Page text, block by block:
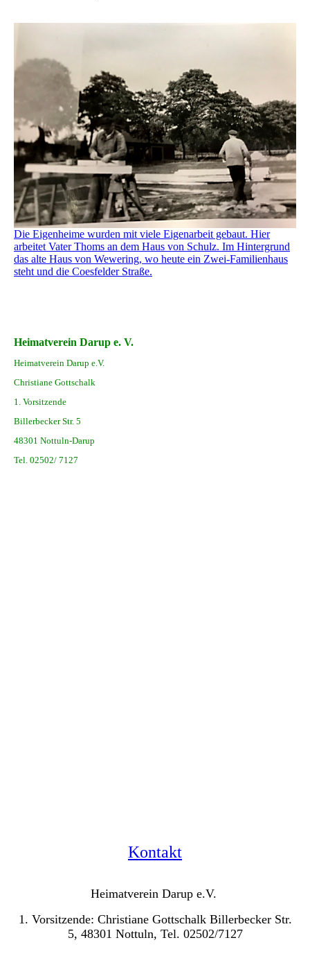
Die Eigenheime wurden mit viele Eigenarbeit gebaut. Hier
arbeitet Vater Thoms an dem Haus von Schulz. Im Hintergrund
das alte Haus von Wewering, wo heute ein Zwei-Familienhaus
steht und die Coesfelder Straße.
Heimatverein Darup e. V.
Heimatverein Darup e.V.
Christiane Gottschalk
1. Vorsitzende
Billerbecker Str. 5
48301 Nottuln-Darup
Tel. 02502/ 7127
Kontakt
Heimatverein Darup e.V.
1. Vorsitzende: Christiane Gottschalk Billerbecker Str.
5, 48301 Nottuln, Tel. 02502/7127